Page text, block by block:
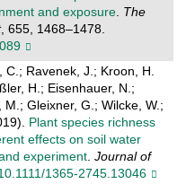
and exposure. The
, 655, 1468–1478.
Ravenek, J.; Kroon, H.
H.; Eisenhauer, N.;
Gleixner, G.; Wilcke, W.;
Plant species richness
effects on soil water
experiment. Journal of
1365-2745.13046